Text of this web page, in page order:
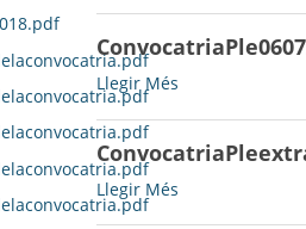
-
Llegir Més
-
Llegir Més